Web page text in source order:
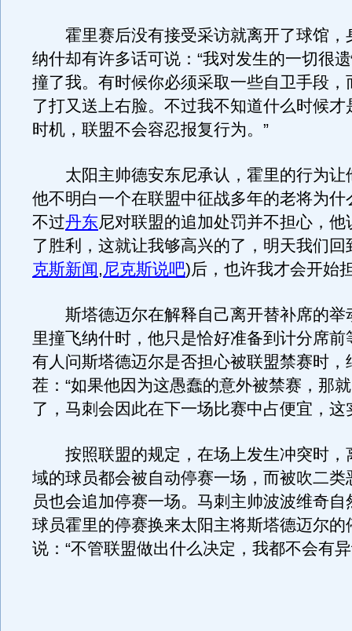
霍里赛后没有接受采访就离开了球馆，
纳什却有许多话可说：“我对发生的一切很
撞了我。有时候你必须采取一些自卫手段，
了打又送上右脸。不过我不知道什么时候才
时机，联盟不会容忍报复行为。”
太阳主帅德安东尼承认，霍里的行为让
他不明白一个在联盟中征战多年的老将为什
不过丹东尼对联盟的追加处罚并不担心，他
了胜利，这就让我够高兴的了，明天我们回
克斯新闻,尼克斯说吧)后，也许我才会开始
斯塔德迈尔在解释自己离开替补席的举
里撞飞纳什时，他只是恰好准备到计分席前
有人问斯塔德迈尔是否担心被联盟禁赛时，
茬：“如果他因为这愚蠢的意外被禁赛，那
了，马刺会因此在下一场比赛中占便宜，这
按照联盟的规定，在场上发生冲突时，
域的球员都会被自动停赛一场，而被吹二类
员也会追加停赛一场。马刺主帅波波维奇自
球员霍里的停赛换来太阳主将斯塔德迈尔的
说：“不管联盟做出什么决定，我都不会有